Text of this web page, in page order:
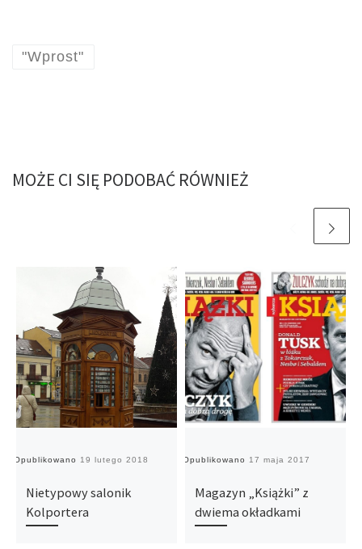
"Wprost"
MOŻE CI SIĘ PODOBAĆ RÓWNIEŻ
Opublikowano 19 lutego 2018
Nietypowy salonik
Kolportera
Opublikowano 17 maja 2017
Magazyn „Książki” z
dwiema okładkami